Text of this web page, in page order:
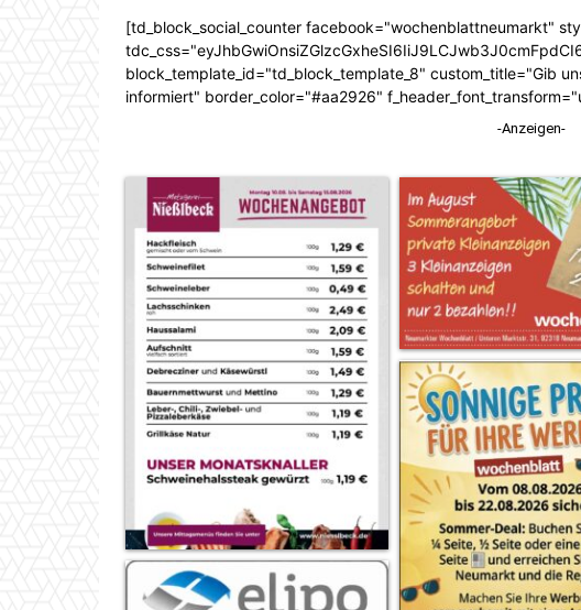
[td_block_social_counter facebook="wochenblattneumarkt"
block_template_id="td_block_template_8" custom_title="Gib
informiert" border_color="#aa2926"
-Anzeigen-